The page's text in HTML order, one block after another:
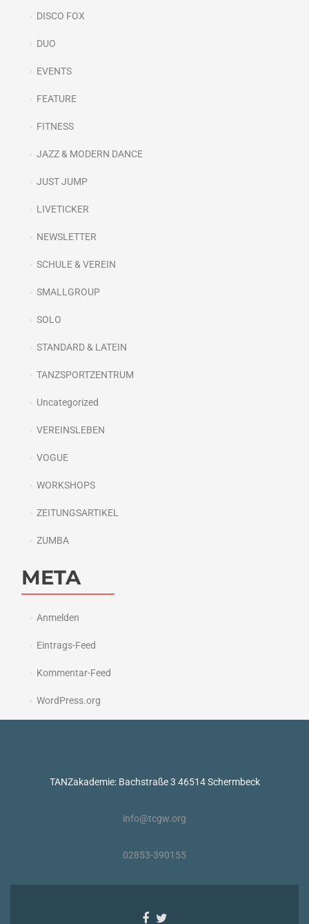
DISCO FOX
DUO
EVENTS
FEATURE
FITNESS
JAZZ & MODERN DANCE
JUST JUMP
LIVETICKER
NEWSLETTER
SCHULE & VEREIN
SMALLGROUP
SOLO
STANDARD & LATEIN
TANZSPORTZENTRUM
Uncategorized
VEREINSLEBEN
VOGUE
WORKSHOPS
ZEITUNGSARTIKEL
ZUMBA
META
Anmelden
Eintrags-Feed
Kommentar-Feed
WordPress.org
TANZakademie: Bachstraße 3 46514 Schermbeck
info@tcgw.org
02853-390155
Facebook-
Twitter-